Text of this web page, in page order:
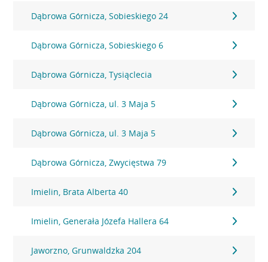
Dąbrowa Górnicza, Sobieskiego 24
Dąbrowa Górnicza, Sobieskiego 6
Dąbrowa Górnicza, Tysiąclecia
Dąbrowa Górnicza, ul. 3 Maja 5
Dąbrowa Górnicza, ul. 3 Maja 5
Dąbrowa Górnicza, Zwycięstwa 79
Imielin, Brata Alberta 40
Imielin, Generała Józefa Hallera 64
Jaworzno, Grunwaldzka 204